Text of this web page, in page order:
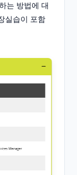
는 방법에 대
실습이 포함